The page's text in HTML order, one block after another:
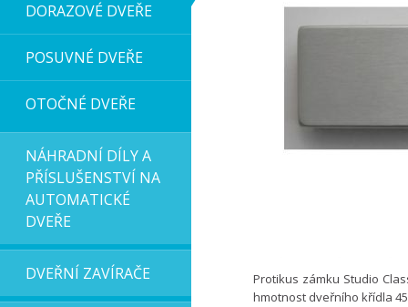
Protikus zámku Studio
hmotnost dveřního křídla
DORAZOVÉ DVEŘE
POSUVNÉ DVEŘE
OTOČNÉ DVEŘE
NÁHRADNÍ DÍLY A
PŘÍSLUŠENSTVÍ NA
AUTOMATICKÉ
DVEŘE
DVEŘNÍ ZAVÍRAČE